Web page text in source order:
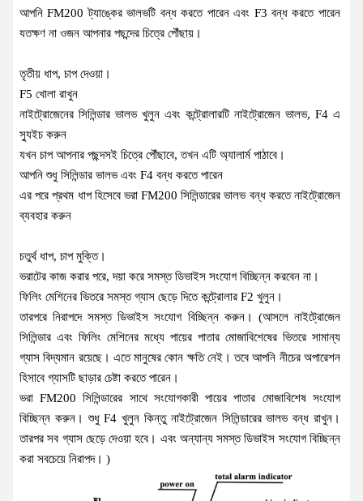
আপনি FM200 ট্যাঙ্কের ভালভটি বন্ধ করতে পারেন এবং F3 বন্ধ করতে পারেন
যতক্ষণ না ওজন আপনার পছন্দের চিত্রে পৌঁছায়।
তৃতীয় ধাপ, চাপ দেওয়া।
F5 খোলা রাখুন
নাইট্রোজেনের সিলিন্ডার ভালভ খুলুন এবং কন্ট্রোলারটি নাইট্রোজেন ভালভ, F4 এ
স্যুইচ করুন
যখন চাপ আপনার পছন্দসই চিত্রে পৌঁছাবে, তখন এটি অ্যালার্ম পাঠাবে।
আপনি শুধু সিলিন্ডার ভালভ এবং F4 বন্ধ করতে পারেন
এর পরে প্রথম ধাপ হিসেবে ভরা FM200 সিলিন্ডারের ভালভ বন্ধ করতে নাইট্রোজেন
ব্যবহার করুন
চতুর্থ ধাপ, চাপ মুক্তি।
ভরাটের কাজ করার পরে, দয়া করে সমস্ত ডিভাইস সংযোগ বিচ্ছিন্ন করবেন না।
ফিলিং মেশিনের ভিতরে সমস্ত গ্যাস ছেড়ে দিতে কন্ট্রোলার F2 খুলুন।
তারপরে নিরাপদে সমস্ত ডিভাইস সংযোগ বিচ্ছিন্ন করুন। (আসলে নাইট্রোজেন
সিলিন্ডার এবং ফিলিং মেশিনের মধ্যে পায়ের পাতার মোজাবিশেষের ভিতরে সামান্য
গ্যাস বিদ্যমান রয়েছে। এতে মানুষের কোন ক্ষতি নেই। তবে আপনি নীচের অপারেশন
হিসাবে গ্যাসটি ছাড়ার চেষ্টা করতে পারেন।
ভরা FM200 সিলিন্ডারের সাথে সংযোগকারী পায়ের পাতার মোজাবিশেষ সংযোগ
বিচ্ছিন্ন করুন। শুধু F4 খুলুন কিন্তু নাইট্রোজেন সিলিন্ডারের ভালভ বন্ধ রাখুন।
তারপর সব গ্যাস ছেড়ে দেওয়া হবে। এবং অন্যান্য সমস্ত ডিভাইস সংযোগ বিচ্ছিন্ন
করা সবচেয়ে নিরাপদ। )